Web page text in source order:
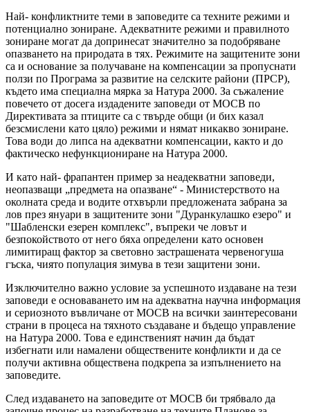
Най- конфликтните теми в заповедите са техните режими и
потенциално зониране. Адекватните режими и правилното
зониране могат да допринесат значително за подобряване
опазването на природата в тях. Режимите на защитените зони
са и основание за получаване на компенсации за пропуснати
ползи по Програма за развитие на селските райони (ПРСР),
където има специална мярка за Натура 2000. За съжаление
повечето от досега издадените заповеди от МОСВ по
Директивата за птиците са с твърде общи (и бих казал
безсмислени като цяло) режими и нямат никакво зониране.
Това води до липса на адекватни компенсации, както и до
фактическо нефункциониране на Натура 2000.
И като най- фрапантен пример за неадекватни заповеди,
неопазващи „предмета на опазване“ - Министерството на
околната среда и водите отхвърли предложената забрана за
лов през януари в защитените зони "Дуранкулашко езеро" и
"Шабленски езерен комплекс", въпреки че ловът и
безпокойството от него бяха определени като основен
лимитиращ фактор за световно застрашената червеногуша
гъска, чиято популация зимува в тези защитени зони.
Изключително важно условие за успешното издаване на тези
заповеди е основаването им на адекватна научна информация
и сериозното въвличане от МОСВ на всички заинтересовани
страни в процеса на тяхното създаване и бъдещо управление
на Натура 2000. Това е единственият начин да бъдат
избегнати или намалени обществените конфликти и да се
получи активна обществена подкрепа за изпълнението на
заповедите.
След издаването на заповедите от МОСВ би трябвало да